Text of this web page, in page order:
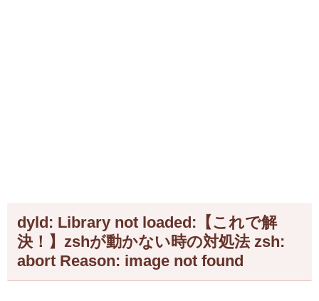
dyld: Library not loaded:【これで解
決！】zshが動かない時の対処法 zsh:
abort Reason: image not found